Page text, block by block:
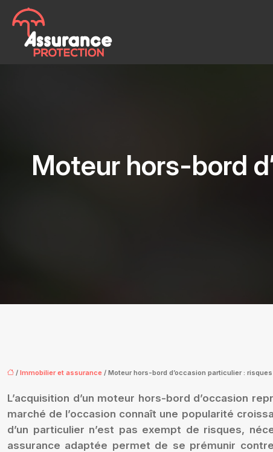
Moteur hors-bord
/ Immobilier et assurance / Moteur hors-bord d’occasion particulier :
L’acquisition d’un moteur hors-bord d’occasion
marché de l’occasion connaît une popularité
d’un particulier n’est pas exempt de risques,
assurance adaptée permet de se prémunir